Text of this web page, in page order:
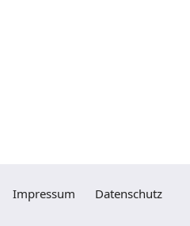
Impressum Datenschutz